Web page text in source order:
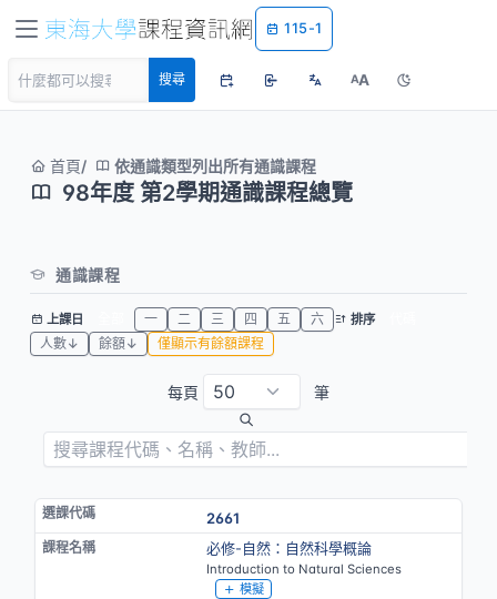
115-1
搜尋 AA
首頁 依通識類型列出所有通識課程
98年度 第2學期通識課程總覽
通識課程
上課日 一 二 三 四 五 六 排序
人數↓
餘額↓ 僅顯示有餘額課程
每頁 筆
2661
必修-自然：自然科學概論
Introduction to Natural Sciences
模擬